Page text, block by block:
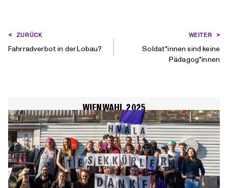
BEITRAGSNAVIGATION
ZURÜCK
Fahrradverbot in der Lobau?
WEITER
Soldat*innen sind keine
Pädagog*innen
WIENWAHL 2025